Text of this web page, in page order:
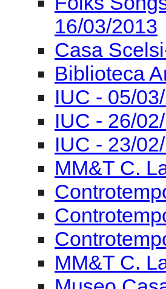
16/03/2013
Casa
Biblioteca
IUC - 05/
IUC - 26/
IUC - 23/
MM&T C.
MM&T C.